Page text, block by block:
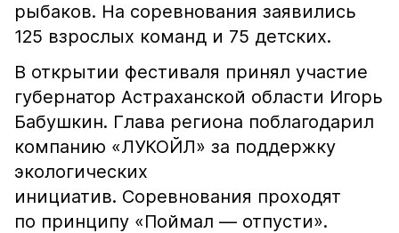
рыбаков. На соревнования заявились
125 взрослых команд и 75 детских.
В открытии фестиваля принял участие
губернатор Астраханской области Игорь
Бабушкин. Глава региона поблагодарил
компанию «ЛУКОЙЛ» за поддержку
экологических
инициатив. Соревнования проходят
по принципу «Поймал — отпусти».